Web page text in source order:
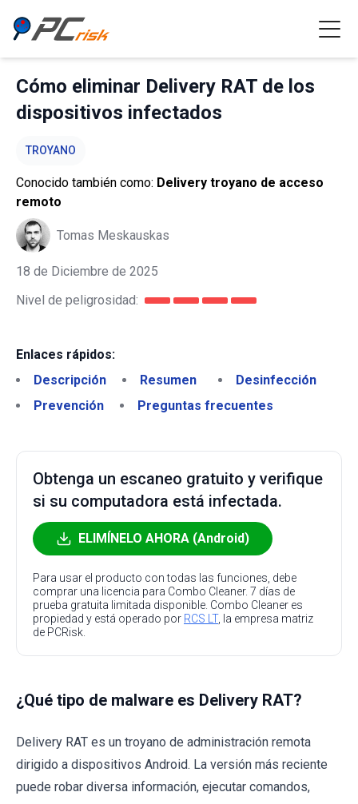
Cómo eliminar Delivery RAT de los
dispositivos infectados
TROYANO
Conocido también como: Delivery troyano de acceso
remoto
Tomas Meskauskas
18 de Diciembre de 2025
Nivel de peligrosidad:
Enlaces rápidos:
Descripción
Resumen
Desinfección
Prevención
Preguntas frecuentes
Obtenga un escaneo gratuito y verifique
si su computadora está infectada.
ELIMÍNELO AHORA (Android)
Para usar el producto con todas las funciones, debe
comprar una licencia para Combo Cleaner. 7 días de
prueba gratuita limitada disponible. Combo Cleaner es
propiedad y está operado por RCS LT, la empresa matriz
de PCRisk.
¿Qué tipo de malware es Delivery RAT?
Delivery RAT es un troyano de administración remota
dirigido a dispositivos Android. La versión más reciente
puede robar diversa información, ejecutar comandos,